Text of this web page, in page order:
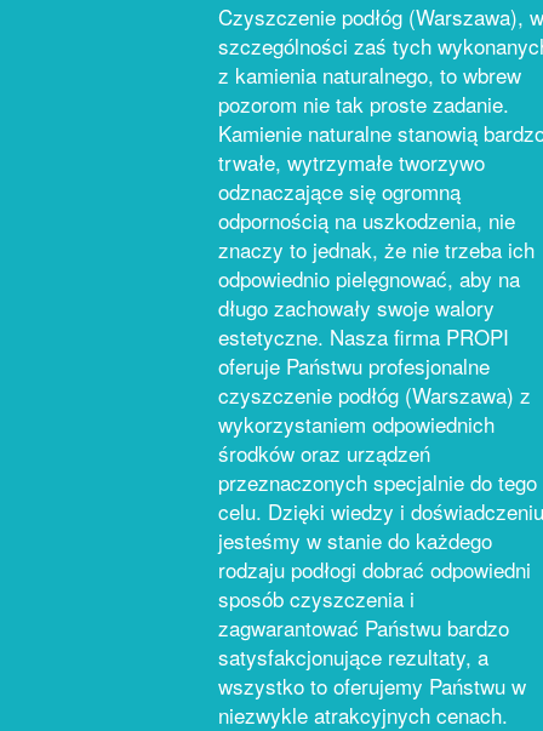
Czyszczenie podłóg (Warszawa), w
szczególności zaś tych
z kamienia naturalnego, to wbrew
pozorom nie tak proste zadanie.
Kamienie naturalne stanowią
trwałe, wytrzymałe tworzywo
odznaczające się ogromną
odpornością na uszkodzenia, nie
znaczy to jednak, że nie trzeba ich
odpowiednio pielęgnować, aby na
długo zachowały swoje walory
estetyczne. Nasza firma PROPI
oferuje Państwu profesjonalne
czyszczenie podłóg (Warszawa) z
wykorzystaniem odpowiednich
środków oraz urządzeń
przeznaczonych specjalnie do tego
celu. Dzięki wiedzy i doświadczeniu
jesteśmy w stanie do każdego
rodzaju podłogi dobrać odpowiedni
sposób czyszczenia i
zagwarantować Państwu bardzo
satysfakcjonujące rezultaty, a
wszystko to oferujemy Państwu w
niezwykle atrakcyjnych cenach.